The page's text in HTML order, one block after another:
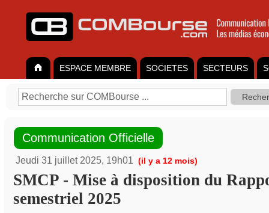
ESPACE MEMBRE SOCIETES SECTEURS
Communication Officielle
Jeudi 31 juillet 2025, 19h01 (il y a 12 mois)
SMCP - Mise à disposition du
semestriel 2025